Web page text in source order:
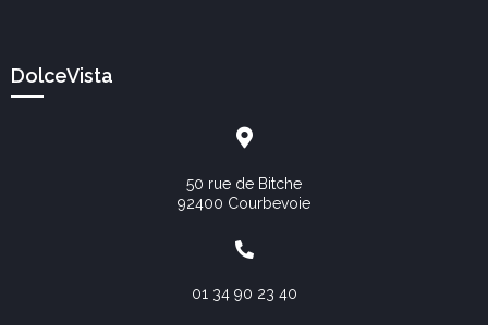
DolceVista
50 rue de Bitche
92400 Courbevoie
01 34 90 23 40